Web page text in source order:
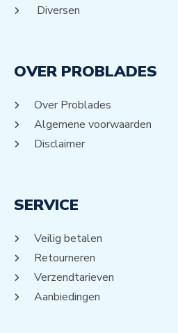
Diversen
OVER PROBLADES
Over Problades
Algemene voorwaarden
Disclaimer
SERVICE
Veilig betalen
Retourneren
Verzendtarieven
Aanbiedingen